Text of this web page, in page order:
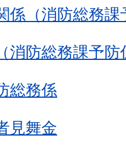
係（消防総務課
消防総務課予防
総務係
見舞金